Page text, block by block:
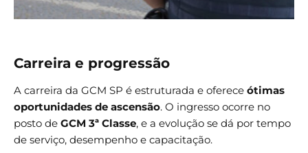
Carreira e progressão
A carreira da GCM SP é estruturada e oferece ótimas
oportunidades de ascensão. O ingresso ocorre no
posto de GCM 3ª Classe, e a evolução se dá por tempo
de serviço, desempenho e capacitação.